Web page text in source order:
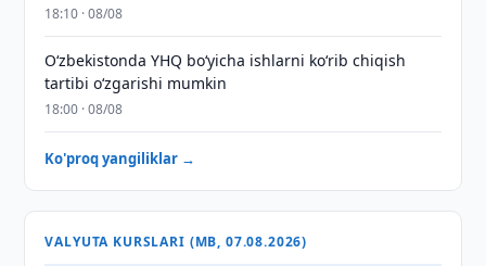
18:10 · 08/08
O‘zbekistonda YHQ bo‘yicha ishlarni ko‘rib chiqish
tartibi o‘zgarishi mumkin
18:00 · 08/08
Ko'proq yangiliklar →
VALYUTA KURSLARI (MB, 07.08.2026)